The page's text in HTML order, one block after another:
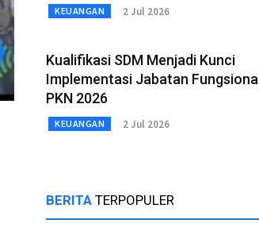
KEUANGAN 2 Jul 2026
Kualifikasi SDM Menjadi Kunci
Implementasi Jabatan Fungsional
PKN 2026
KEUANGAN 2 Jul 2026
BERITA TERPOPULER